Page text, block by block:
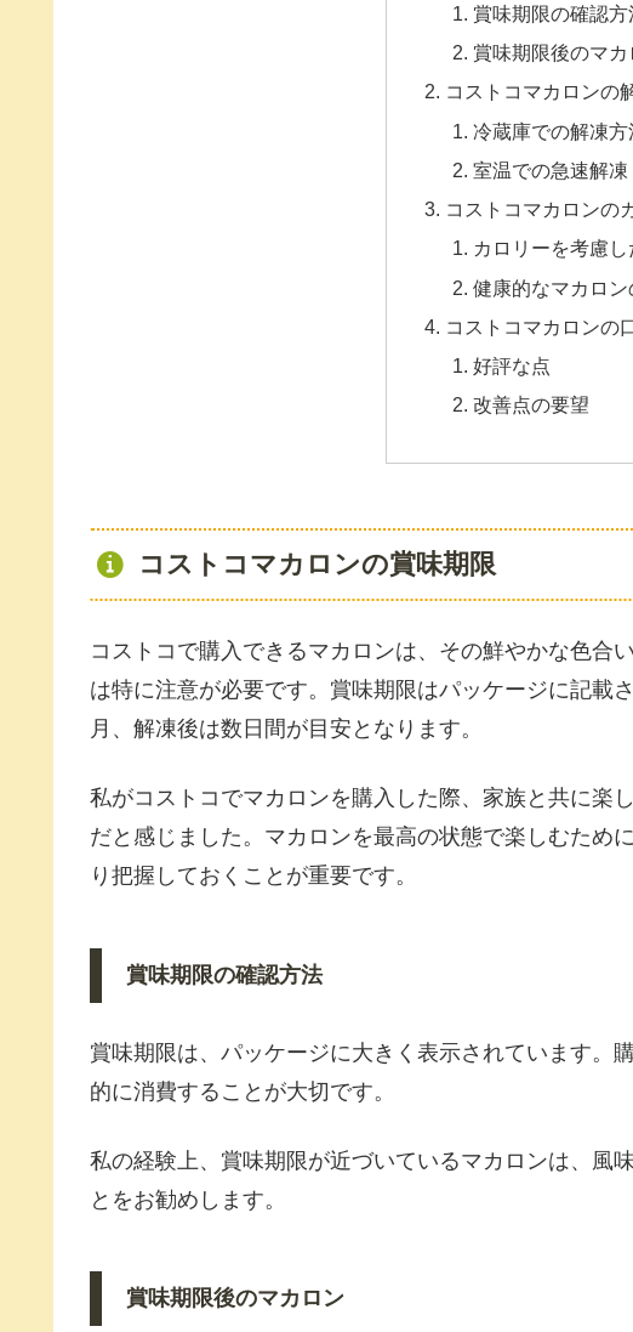
賞味期限の確認方
賞味期限後のマカ
コストコマカロンの
冷蔵庫での解凍方
室温での急速解凍
コストコマカロンの
カロリーを考慮
健康的なマカロ
コストコマカロンの
好評な点
改善点の要望
コストコマカロンの賞味期限
コストコで購入できるマカロンは、その鮮やかな色合
は特に注意が必要です。賞味期限はパッケージに記載
月、解凍後は数日間が目安となります。
私がコストコでマカロンを購入した際、家族と共に楽
だと感じました。マカロンを最高の状態で楽しむため
り把握しておくことが重要です。
賞味期限の確認方法
賞味期限は、パッケージに大きく表示されています。
的に消費することが大切です。
私の経験上、賞味期限が近づいているマカロンは、風
とをお勧めします。
賞味期限後のマカロン